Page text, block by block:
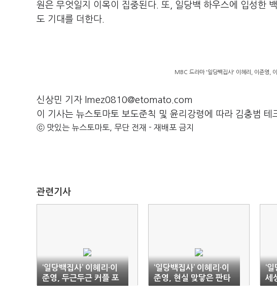
원은 무엇일지 이목이 집중된다 또
일당백 하우스에 입성한
도 기대를 더한다
MBC 드라마 '일당백집사' 이혜리, 이준영,
신상민 기자 lmez0810@etomato.com
이 기사는 뉴스토마토 보도준칙 및 윤리강령에 따라 김충범 테
ⓒ 맛있는 뉴스토마토, 무단 전재 - 재배포 금지
관련기사
‘일당백집사’ 이혜리·이
준영, 두근두근 커플 포
스터 ‘상부상조 로맨스’
‘일당백집사’ 이혜리·이
준영, 현실 맞닿은 판타
지 로맨스 (종합)
‘
세
접